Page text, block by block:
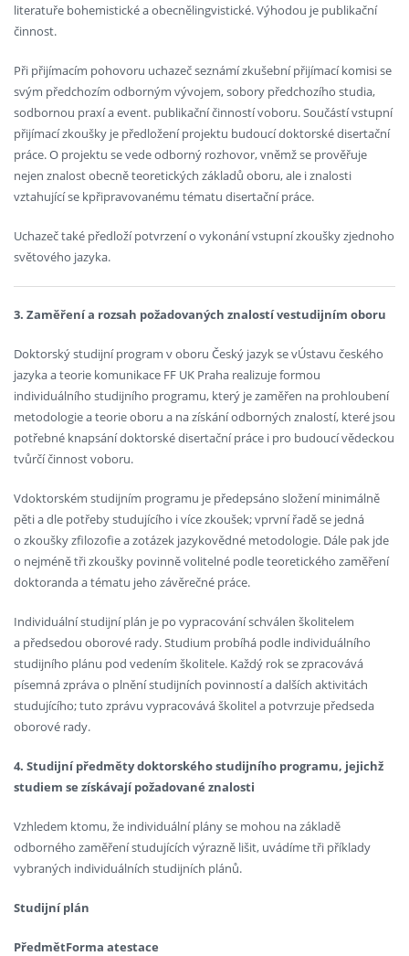
literatuře bohemistické a obecnělingvistické. Výhodou je publikační
činnost.
Při přijímacím pohovoru uchazeč seznámí zkušební přijímací komisi se
svým předchozím odborným vývojem, sobory předchozího studia,
sodbornou praxí a event. publikační činností voboru. Součástí vstupní
přijímací zkoušky je předložení projektu budoucí doktorské disertační
práce. O projektu se vede odborný rozhovor, vněmž se prověřuje
nejen znalost obecně teoretických základů oboru, ale i znalosti
vztahující se kpřipravovanému tématu disertační práce.
Uchazeč také předloží potvrzení o vykonání vstupní zkoušky zjednoho
světového jazyka.
3. Zaměření a rozsah požadovaných znalostí vestudijním oboru
Doktorský studijní program v oboru Český jazyk se vÚstavu českého
jazyka a teorie komunikace FF UK Praha realizuje formou
individuálního studijního programu, který je zaměřen na prohloubení
metodologie a teorie oboru a na získání odborných znalostí, které jsou
potřebné knapsání doktorské disertační práce i pro budoucí vědeckou
tvůrčí činnost voboru.
Vdoktorském studijním programu je předepsáno složení minimálně
pěti a dle potřeby studujícího i více zkoušek; vprvní řadě se jedná
o zkoušky zfilozofie a zotázek jazykovědné metodologie. Dále pak jde
o nejméně tři zkoušky povinně volitelné podle teoretického zaměření
doktoranda a tématu jeho závěrečné práce.
Individuální studijní plán je po vypracování schválen školitelem
a předsedou oborové rady. Studium probíhá podle individuálního
studijního plánu pod vedením školitele. Každý rok se zpracovává
písemná zpráva o plnění studijních povinností a dalších aktivitách
studujícího; tuto zprávu vypracovává školitel a potvrzuje předseda
oborové rady.
4. Studijní předměty doktorského studijního programu, jejichž
studiem se získávají požadované znalosti
Vzhledem ktomu, že individuální plány se mohou na základě
odborného zaměření studujících výrazně lišit, uvádíme tři příklady
vybraných individuálních studijních plánů.
Studijní plán
PředmětForma atestace